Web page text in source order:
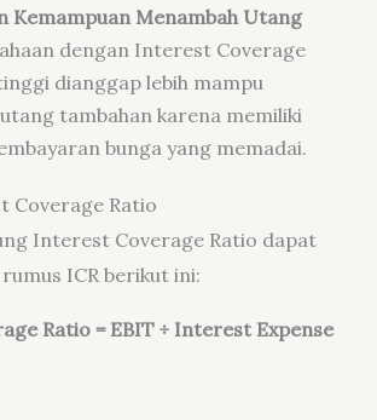
Kemampuan Menambah Utang
dengan Interest Coverage
dianggap lebih mampu
tambahan karena memiliki
bunga yang memadai.
Coverage Ratio
Interest Coverage Ratio dapat
ICR berikut ini:
Ratio = EBIT ÷ Interest Expense